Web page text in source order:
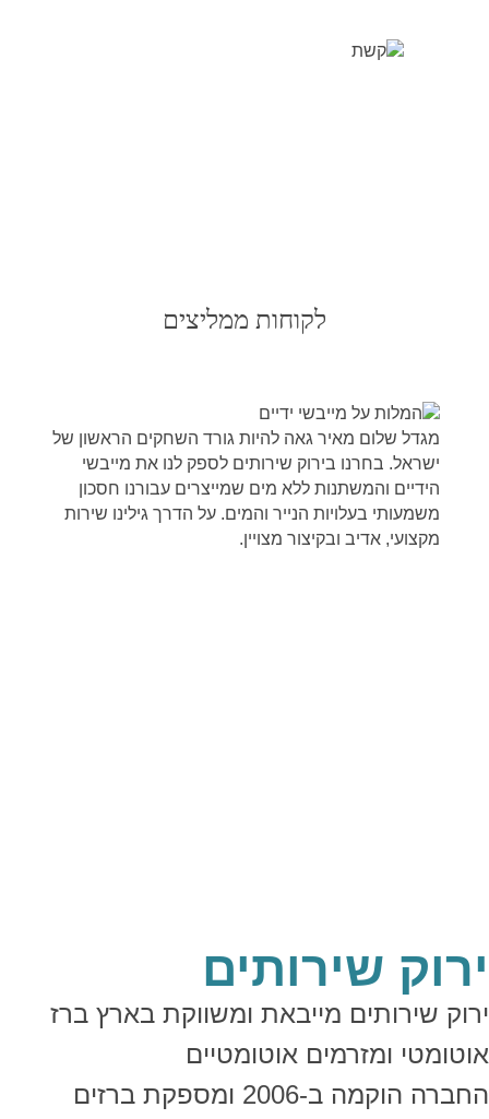
לקוחות ממליצים
מגדל שלום מאיר גאה להיות גורד השחקים הראשון של
ישראל. בחרנו בירוק שירותים לספק לנו את מייבשי
הידיים והמשתנות ללא מים שמייצרים עבורנו חסכון
משמעותי בעלויות הנייר והמים. על הדרך גילינו שירות
מקצועי, אדיב ובקיצור מצויין.
ירוק שירותים
ירוק שירותים מייבאת ומשווקת בארץ ברז
אוטומטי ומזרמים אוטומטיים
החברה הוקמה ב-2006 ומספקת ברזים